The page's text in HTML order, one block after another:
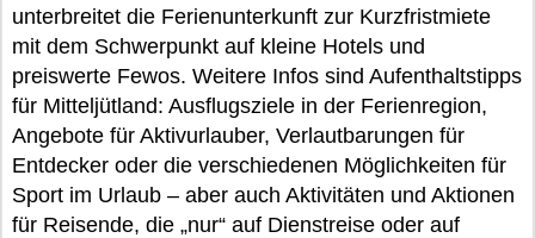
unterbreitet die Ferienunterkunft zur Kurzfristmiete
mit dem Schwerpunkt auf kleine Hotels und
preiswerte Fewos. Weitere Infos sind Aufenthaltstipps
für Mitteljütland: Ausflugsziele in der Ferienregion,
Angebote für Aktivurlauber, Verlautbarungen für
Entdecker oder die verschiedenen Möglichkeiten für
Sport im Urlaub – aber auch Aktivitäten und Aktionen
für Reisende, die „nur“ auf Dienstreise oder auf